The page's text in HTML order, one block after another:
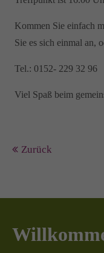
Kommen Sie einfach
Sie es sich einmal an,
Tel.: 0152- 229 32 96
Viel Spaß beim
Zurück